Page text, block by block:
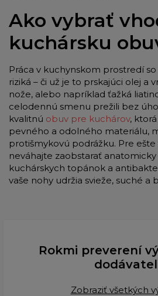
Ako vybrať
kuchársku
Práca v kuchynskom prostredí
riziká – či už je to prskajúci olej a
nože, alebo napríklad ťažká
celodennú smenu prežili bez
kvalitnú obuv pre kuchárov,
pevného a odolného materiálu,
protišmykovú podrážku. Pre ešte
neváhajte zaobstarať
kuchárskych topánok a
vaše nohy udržia svieže, suché a
Rokmi preverení
Zobraziť všetkých